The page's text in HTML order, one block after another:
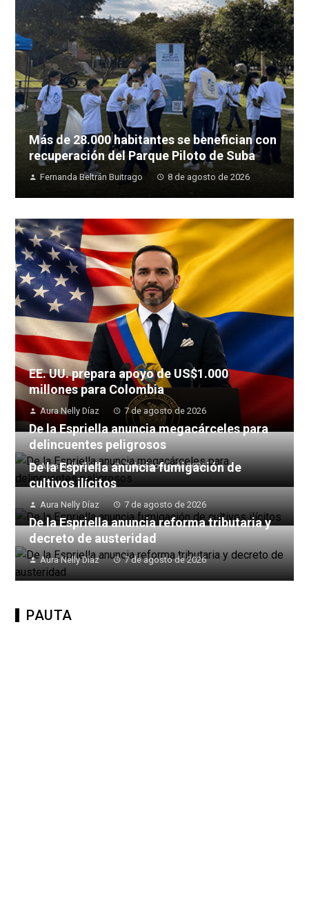
Más de 28.000 habitantes se benefician con
recuperación del Parque Piloto de Suba
Fernanda Beltrán Buitrago 8 de agosto de 2026
EE. UU. prepara apoyo de US$1.000
millones para Colombia
Aura Nelly Díaz 7 de agosto de 2026
De la Espriella anuncia megacárceles para
delincuentes peligrosos
Aura Nelly Díaz 7 de agosto de 2026
De la Espriella anuncia fumigación de
cultivos ilícitos
Aura Nelly Díaz 7 de agosto de 2026
De la Espriella anuncia reforma tributaria y
decreto de austeridad
Aura Nelly Díaz 7 de agosto de 2026
PAUTA